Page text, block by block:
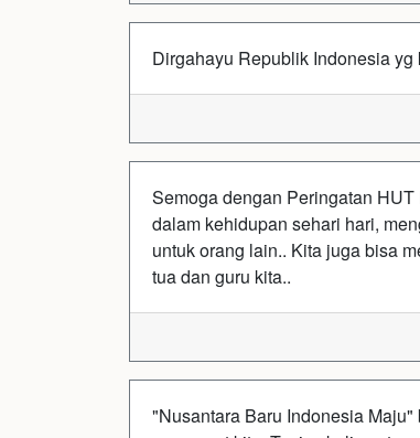
Dirgahayu Republik Indonesia
Semoga dengan Peringatan
dalam kehidupan sehari hari,
untuk orang lain.. Kita juga bisa
tua dan guru kita..
"Nusantara Baru Indonesia